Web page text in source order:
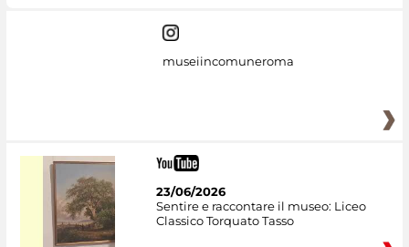
museiincomuneroma
23/06/2026
Sentire e raccontare il museo: Liceo
Classico Torquato Tasso